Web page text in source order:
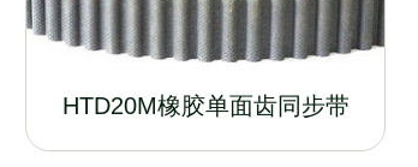
HTD20M橡胶单面齿同步带